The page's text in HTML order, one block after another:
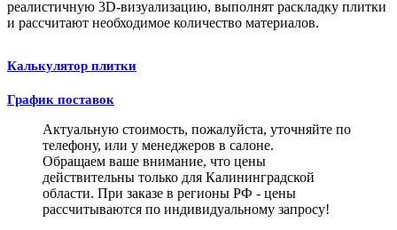
реалистичную 3D-визуализацию, выполнят раскладку плитки
и рассчитают необходимое количество материалов.
Калькулятор плитки
График поставок
Актуальную стоимость, пожалуйста, уточняйте по
телефону, или у менеджеров в салоне.
Обращаем ваше внимание, что цены
действительны только для Калининградской
области. При заказе в регионы РФ - цены
рассчитываются по индивидуальному запросу!